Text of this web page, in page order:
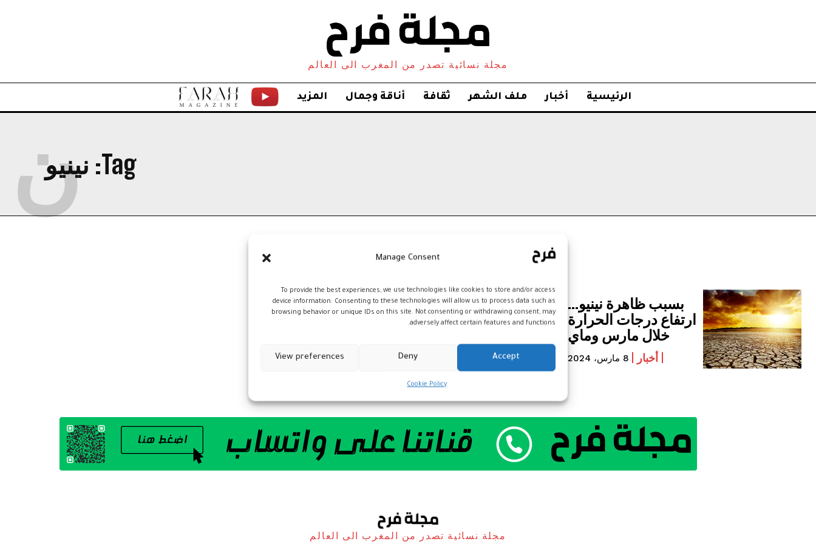
Manage Consent
To provide the best experiences, we use technologies like cookies to store and/or access
device information. Consenting to these technologies will allow us to process data such as
browsing behavior or unique IDs on this site. Not consenting or withdrawing consent, may
adversely affect certain features and functions.
Accept
Deny
View preferences
Cookie Policy
مجلة نسائية تصدر من المغرب الى العالم
الرئيسية أخبار ملف الشهر ثقافة أناقة وجمال المزيد
H
N
E
Tag: نينيو
ن
بسبب ظاهرة نينيو…
ارتفاع درجات الحرارة
خلال مارس وماي
أخبار 8 مارس، 2024
مجلة نسائية تصدر من المغرب الى العالم